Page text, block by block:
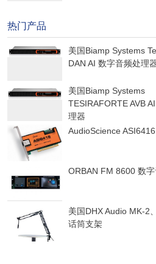
热门产品
美国Biamp Systems
DAN AI 数字音频处理
美国Biamp Systems
TESIRAFORTE AVB
理器
AudioScience
ORBAN FM 8600 数
美国DHX Audio MK-2
话筒支架